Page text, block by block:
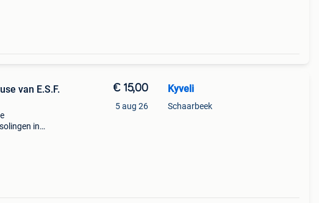
van E.S.F.
in
€ 15,00
5 aug 26
Kyveli
Schaarbeek